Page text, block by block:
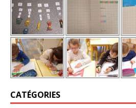
CATÉGORIES